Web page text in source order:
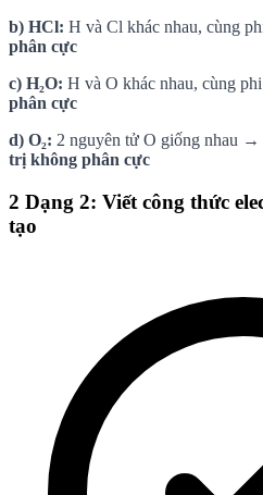
b) HCl: H và Cl khác nhau, cùng
phân cực
c) H₂O: H và O khác nhau, cùng
phân cực
d) O₂: 2 nguyên tử O giống nhau
trị không phân cực
2 Dạng 2: Viết công thức
tạo